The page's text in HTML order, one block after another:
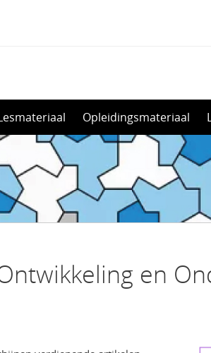
Opleidingsmateriaal
en